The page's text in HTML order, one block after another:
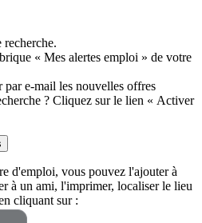
« Mes alertes emploi » de votre
par e-mail les nouvelles offres
? Cliquez sur le lien « Activer
d'emploi, vous pouvez l'ajouter à
à un ami, l'imprimer, localiser le lieu
cliquant sur :